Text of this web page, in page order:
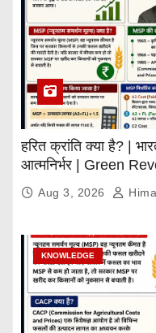
हरित क्रांति क्या है? |
आत्मनिर्भर | Green
Aug 3, 2026
KNOWLEDGE